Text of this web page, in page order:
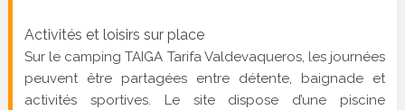
Activités et loisirs sur place
Sur le camping TAIGA Tarifa Valdevaqueros, les journées
peuvent être partagées entre détente, baignade et
activités sportives. Le site dispose d’une piscine